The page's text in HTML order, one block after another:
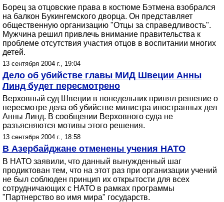
Борец за отцовские права в костюме Бэтмена взобрался
на балкон Букингемского дворца. Он представляет
общественную организацию "Отцы за справедливость".
Мужчина решил привлечь внимание правительства к
проблеме отсутствия участия отцов в воспитании многих
детей.
13 сентября 2004 г., 19:04
Дело об убийстве главы МИД Швеции Анны
Линд будет пересмотрено
Верховный суд Швеции в понедельник принял решение о
пересмотре дела об убийстве министра иностранных дел
Анны Линд. В сообщении Верховного суда не
разъясняются мотивы этого решения.
13 сентября 2004 г., 18:58
В Азербайджане отменены учения НАТО
В НАТО заявили, что данный вынужденный шаг
продиктован тем, что на этот раз при организации учений
не был соблюден принцип их открытости для всех
сотрудничающих с НАТО в рамках программы
"Партнерство во имя мира" государств.